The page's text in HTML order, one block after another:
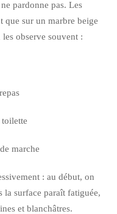
pardonne pas. Les
que sur un marbre beige
observe souvent :
marche
: au début, on
la surface paraît fatiguée,
et blanchâtres.